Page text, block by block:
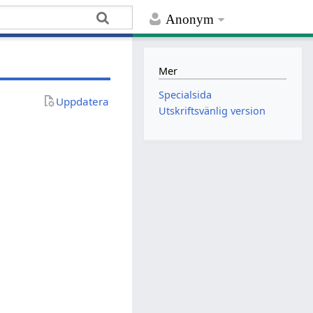
Anonym
Uppdatera
Mer
Specialsida
Utskriftsvänlig version